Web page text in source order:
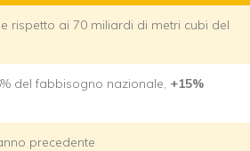
rispetto ai 70 miliardi di metri cubi del
del fabbisogno nazionale, +15%
precedente